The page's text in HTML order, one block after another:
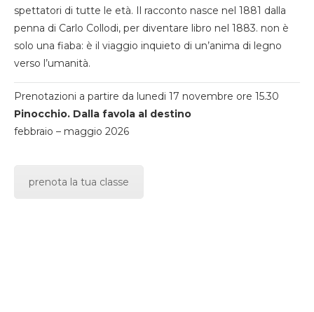
spettatori di tutte le età. Il racconto nasce nel 1881 dalla
penna di Carlo Collodi, per diventare libro nel 1883. non è
solo una fiaba: è il viaggio inquieto di un’anima di legno
verso l’umanità.
Prenotazioni a partire da lunedi 17 novembre ore 15.30
Pinocchio. Dalla favola al destino
febbraio – maggio 2026
prenota la tua classe